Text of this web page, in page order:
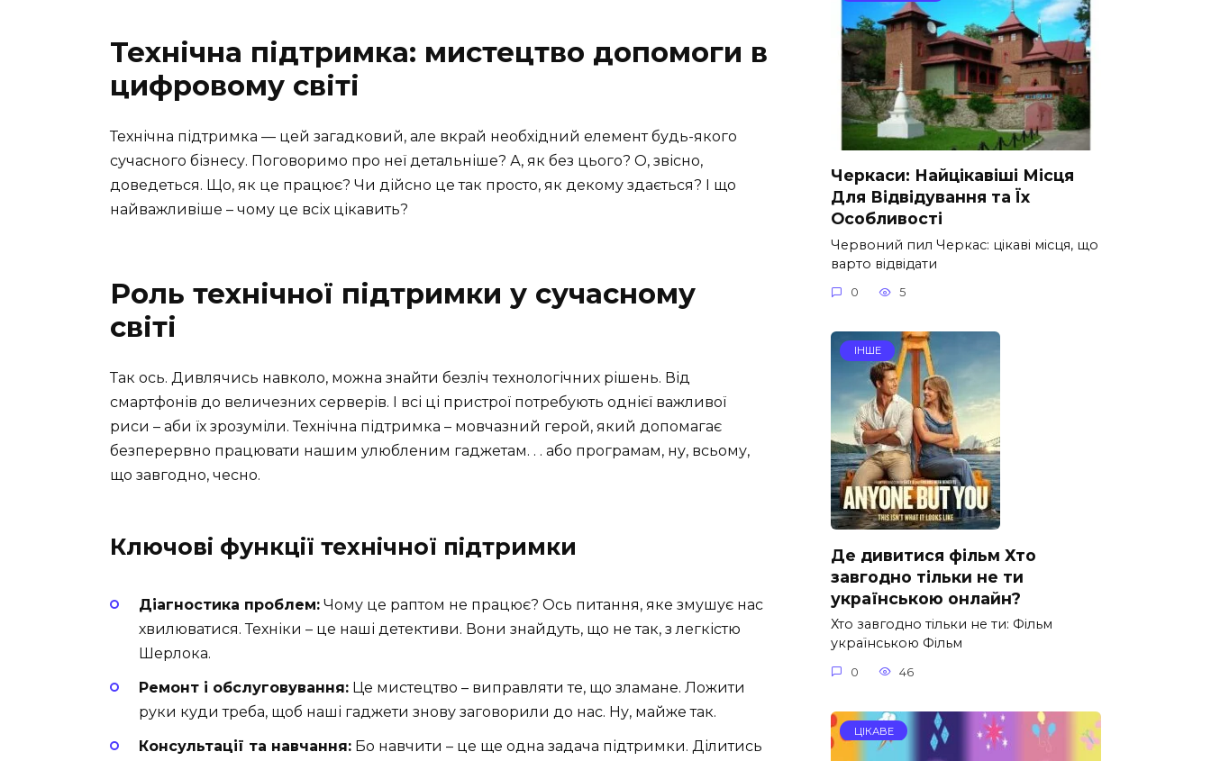
Технічна підтримка: мистецтво допомоги в
цифровому світі
Технічна підтримка — цей загадковий, але вкрай необхідний елемент будь-якого
сучасного бізнесу. Поговоримо про неї детальніше? А, як без цього? О, звісно,
доведеться. Що, як це працює? Чи дійсно це так просто, як декому здається? І що
найважливіше – чому це всіх цікавить?
Роль технічної підтримки у сучасному
світі
Так ось. Дивлячись навколо, можна знайти безліч технологічних рішень. Від
смартфонів до величезних серверів. І всі ці пристрої потребують однієї важливої
риси – аби їх зрозуміли. Технічна підтримка – мовчазний герой, який допомагає
безперервно працювати нашим улюбленим гаджетам. . . або програмам, ну, всьому,
що завгодно, чесно.
Ключові функції технічної підтримки
Діагностика проблем: Чому це раптом не працює? Ось питання, яке змушує нас
хвилюватися. Техніки – це наші детективи. Вони знайдуть, що не так, з легкістю
Шерлока.
Ремонт і обслуговування: Це мистецтво – виправляти те, що зламане. Ложити
руки куди треба, щоб наші гаджети знову заговорили до нас. Ну, майже так.
Консультації та навчання: Бо навчити – це ще одна задача підтримки. Ділитись
Черкаси: Найцікавіші Місця
Для Відвідування та Їх
Особливості
Червоний пил Черкас: цікаві місця, що
варто відвідати
0 5
ІНШЕ
Де дивитися фільм Хто
завгодно тільки не ти
українською онлайн?
Хто завгодно тільки не ти: Фільм
українською Фільм
0 46
ЦІКАВЕ